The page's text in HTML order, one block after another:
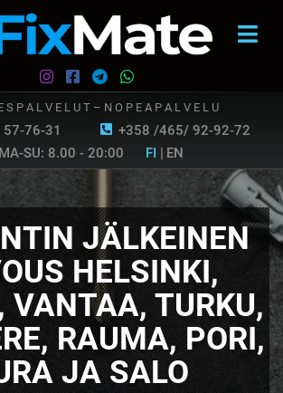
76-31 +358 /465/ 92-92-72
S P A L V E L U T – N O P E A P A L V E L U
MA-SU: 8.00 - 20:00 FI | EN
JÄLKEINEN
HELSINKI,
VANTAA, TURKU,
RAUMA, PORI,
JA SALO